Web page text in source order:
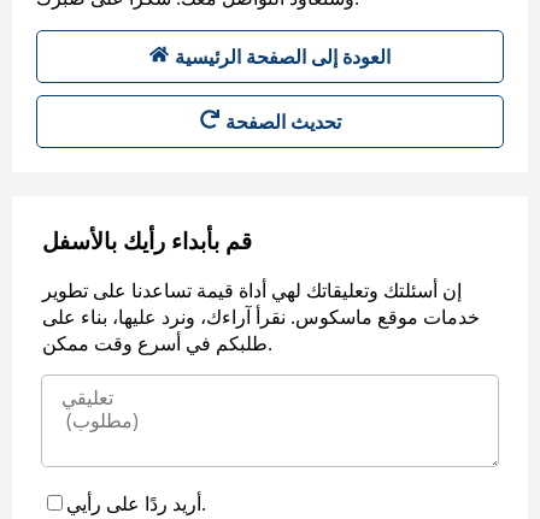
العودة إلى الصفحة الرئيسية
تحديث الصفحة
قم بأبداء رأيك بالأسفل
إن أسئلتك وتعليقاتك لهي أداة قيمة تساعدنا على تطوير
خدمات موقع ماسكوس. نقرأ آراءك، ونرد عليها، بناء على
طلبكم في أسرع وقت ممكن.
أريد ردًا على رأيي.